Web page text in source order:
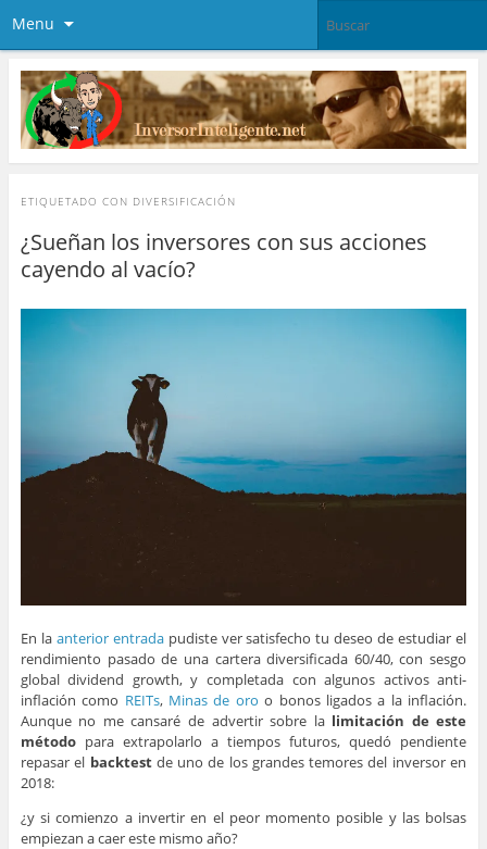
Menu
ETIQUETADO CON DIVERSIFICACIÓN
¿Sueñan los inversores con sus acciones
cayendo al vacío?
En la anterior entradapudiste ver satisfecho tu deseo de estudiar el
rendimiento pasado de una cartera diversificada 60/40, con sesgo
global dividend growth, y completada con algunos activos anti-
inflación como REITs, Minas de oro o bonos ligados a la inflación.
Aunque no me cansaré de advertir sobre la limitación de este
métodopara extrapolarlo a tiempos futuros, quedó pendiente
repasar el backtestde uno de los grandes temores del inversor en
2018:
¿y si comienzo a invertir en el peor momento posible y las bolsas
empiezan a caer este mismo año?